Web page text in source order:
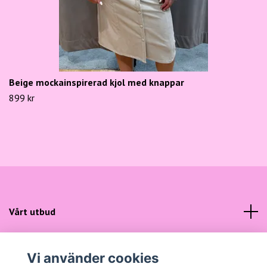
Beige mockainspirerad kjol med knappar
899 kr
Vårt utbud
Vi använder cookies